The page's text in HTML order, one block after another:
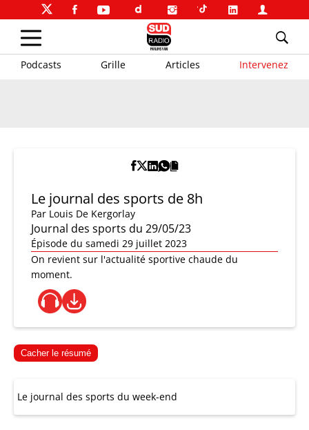
Podcasts Grille Articles Intervenez
Le journal des sports de 8h
Par Louis De Kergorlay
Journal des sports du 29/05/23
Épisode du samedi 29 juillet 2023
On revient sur l'actualité sportive chaude du
moment.
Cacher le résumé
Le journal des sports du week-end